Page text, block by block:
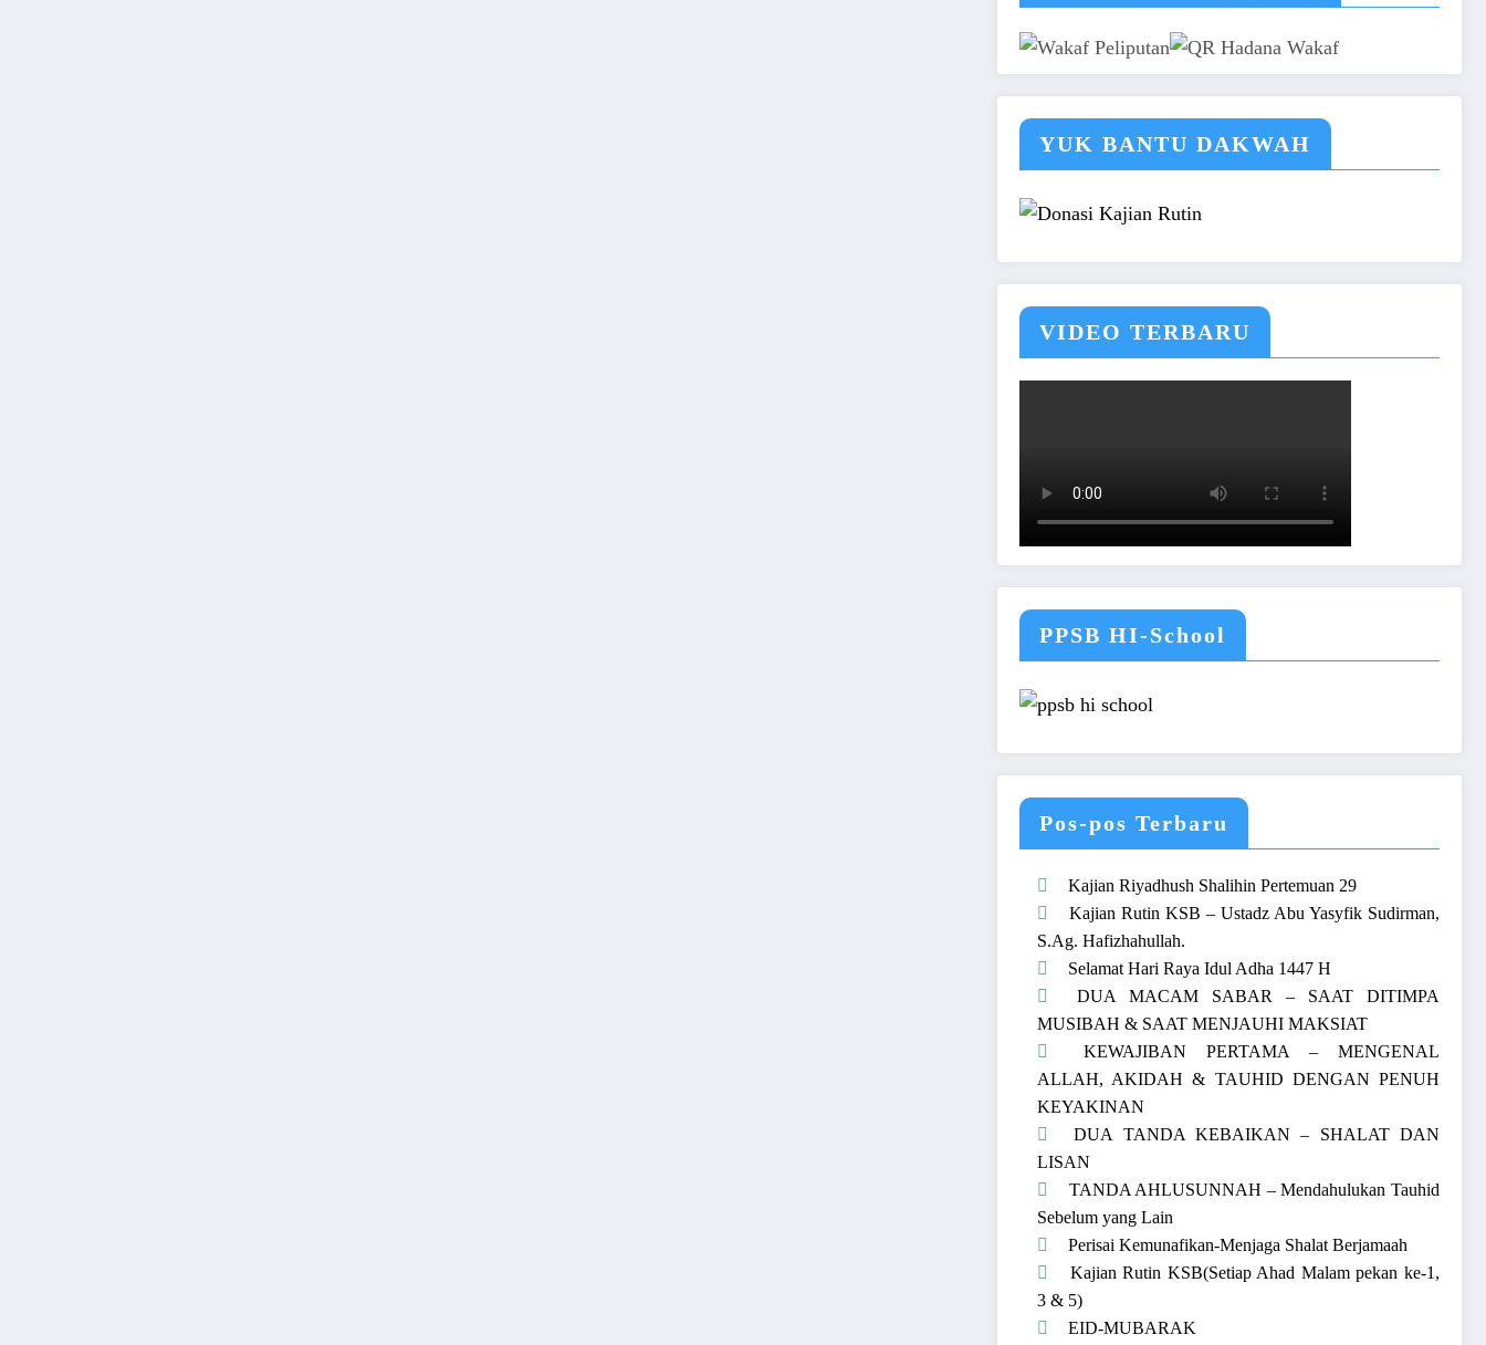
YUK BANTU DAKWAH
VIDEO TERBARU
PPSB HI-School
Pos-pos Terbaru
Kajian Riyadhush Shalihin Pertemuan 29
Kajian Rutin KSB – Ustadz Abu Yasyfik Sudirman,
S.Ag. Hafizhahullah.
Selamat Hari Raya Idul Adha 1447 H
DUA MACAM SABAR – SAAT DITIMPA
MUSIBAH & SAAT MENJAUHI MAKSIAT
KEWAJIBAN PERTAMA – MENGENAL
ALLAH, AKIDAH & TAUHID DENGAN PENUH
KEYAKINAN
DUA TANDA KEBAIKAN – SHALAT DAN
LISAN
TANDA AHLUSUNNAH – Mendahulukan Tauhid
Sebelum yang Lain
Perisai Kemunafikan-Menjaga Shalat Berjamaah
Kajian Rutin KSB(Setiap Ahad Malam pekan ke-1,
3 & 5)
EID-MUBARAK